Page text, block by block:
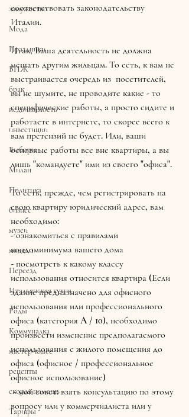
замужество
Мода
Праздники
ВНЖ
брак
недвижимость
инвестиции
Выборы
Милан
Политика
бизнес
музеи
модели
Переезд
Итальянская кухня
Роды
Коммуналка
мастер-класс
рецепты
скорая помощь
Тарифы
соответствовать законодательству
Италии.
Итак, Ваша деятельность не должна
мешать другим жильцам. То есть, к вам не
выстраивается очередь из  посетителей,
вы не шумите, не проводите какие - то
специфические работы, а просто сидите и
работаете в интернете, то скорее всего к
вам претензий не будет. Или, ваши
основные работы все вне квартиры, а вы
лишь "командуете" ими из своего "офиса".
То есть, прежде, чем регистрировать на
свою квартиру юридический адрес, вам
необходимо:
- ознакомиться с правилами
кондоминимума вашего дома
- посмотреть к какому классу
использования относится квартира (Если
здание предназначено для офисного
использования или профессионального
офиса (категория A / 10), необходимо
произвести изменение предполагаемого
использования с жилого помещения до
офиса (офисное / профессиональное
офисное использование)
- мой совет: взять консультацию по этому
вопросу или у коммерчиалиста или у